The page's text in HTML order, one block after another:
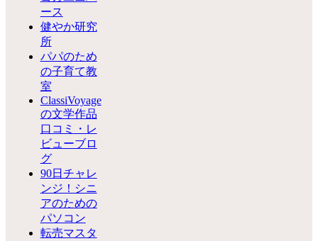
ース
健やか研究
所
パパのため
の子育て教
室
ClassiVoyage
の文学作品
口コミ・レ
ビューブロ
グ
90日チャレ
ンジ！シニ
アのための
パソコン
転売マスタ